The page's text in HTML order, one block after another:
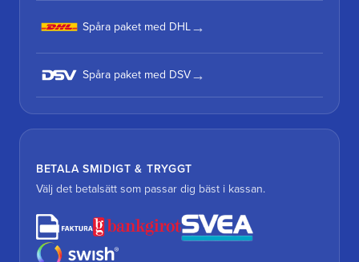
Spåra paket med DHL
Spåra paket med DSV
BETALA SMIDIGT & TRYGGT
Välj det betalsätt som passar dig bäst i kassan.